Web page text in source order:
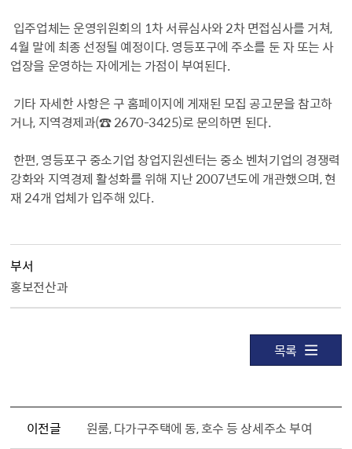
입주업체는 운영위원회의 1차 서류심사와 2차 면접심사를 거쳐,
4월 말에 최종 선정될 예정이다. 영등포구에 주소를 둔 자 또는 사
업장을 운영하는 자에게는 가점이 부여된다.
기타 자세한 사항은 구 홈페이지에 게재된 모집 공고문을 참고하
거나, 지역경제과(☎ 2670-3425)로 문의하면 된다.
한편, 영등포구 중소기업 창업지원센터는 중소 벤처기업의 경쟁력
강화와 지역경제 활성화를 위해 지난 2007년도에 개관했으며, 현
재 24개 업체가 입주해 있다.
부서
홍보전산과
목록
이전글 원룸, 다가구주택에 동, 호수 등 상세주소 부여